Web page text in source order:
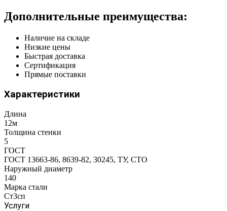
Дополнительные преимущества:
Наличие на складе
Низкие цены
Быстрая доставка
Сертификация
Прямые поставки
Характеристики
Длина
12м
Толщина стенки
5
ГОСТ
ГОСТ 13663-86, 8639-82, 30245, ТУ, СТО
Наружный диаметр
140
Марка стали
Ст3сп
Услуги